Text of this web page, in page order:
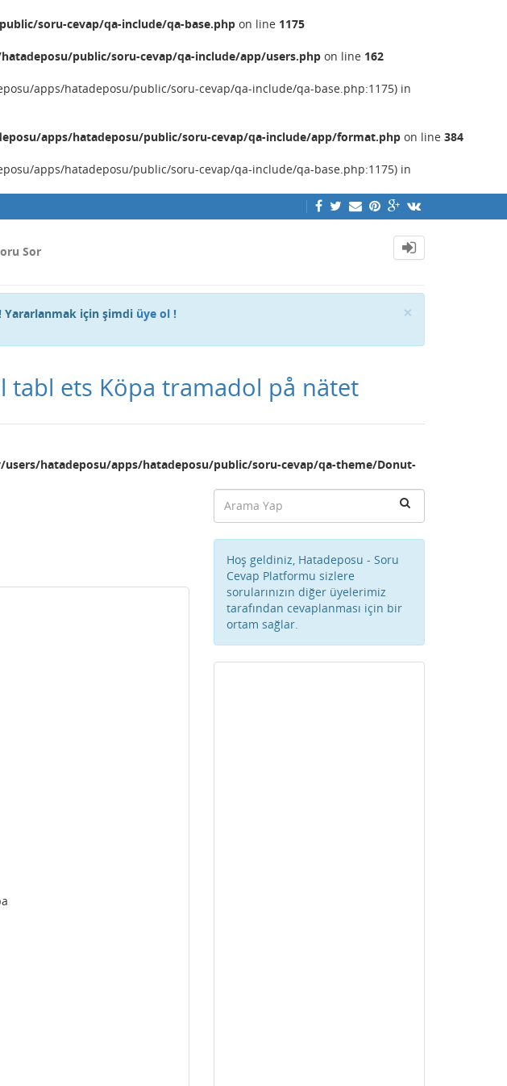
soru-cevap/qa-include/qa-base.php on line 1175
public/soru-cevap/qa-include/app/users.php on line 162
apps/hatadeposu/public/soru-cevap/qa-include/qa-base.php:1175) in
apps/hatadeposu/public/soru-cevap/qa-include/app/format.php on line 384
apps/hatadeposu/public/soru-cevap/qa-include/qa-base.php:1175) in
Sor
×
Yararlanmak için şimdi üye ol !
tabl ets Köpa tramadol på nätet
users/hatadeposu/apps/hatadeposu/public/soru-cevap/qa-theme/Donut-
Hoş geldiniz, Hatadeposu - Soru
Cevap Platformu sizlere
sorularınızın diğer üyelerimiz
tarafından cevaplanması için bir
ortam sağlar.